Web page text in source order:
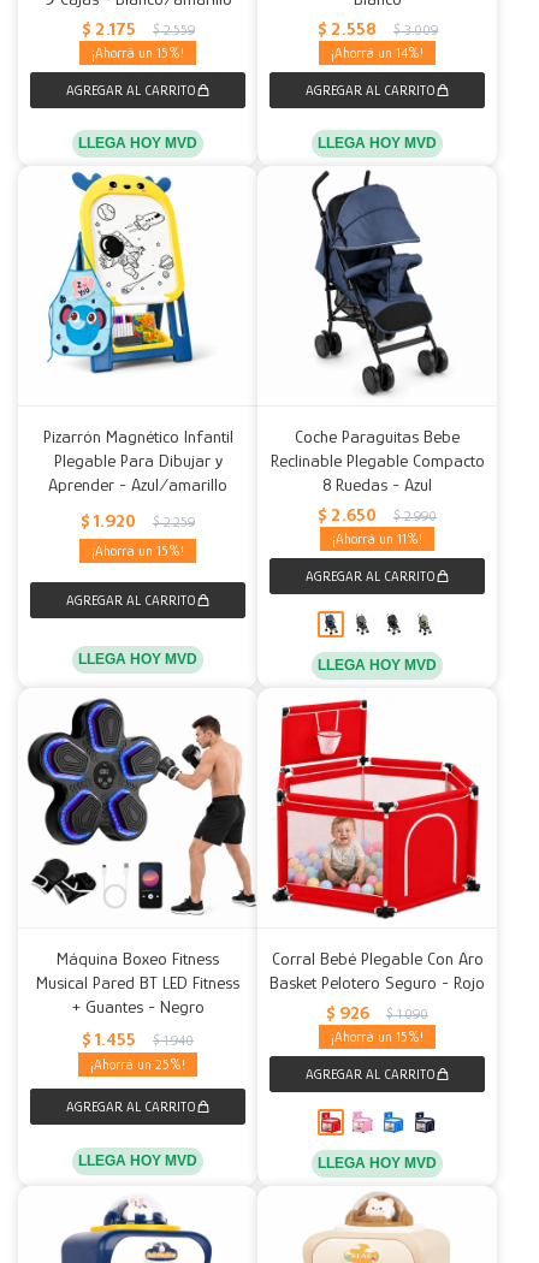
$ 2.175 $ 2.559
15
LLEGA HOY MVD
$ 2.558 $ 3.009
14
LLEGA HOY MVD
Pizarrón Magnético Infantil
Plegable Para Dibujar y
Aprender - Azul/amarillo
$ 1.920 $ 2.259
15
LLEGA HOY MVD
Coche Paraguitas Bebe
Reclinable Plegable Compacto
8 Ruedas - Azul
$ 2.650 $ 2.990
11
LLEGA HOY MVD
Máquina Boxeo Fitness
Musical Pared BT LED Fitness
+ Guantes - Negro
$ 1.455 $ 1.940
25
LLEGA HOY MVD
Corral Bebé Plegable Con Aro
Basket Pelotero Seguro - Rojo
$ 926 $ 1.090
15
LLEGA HOY MVD